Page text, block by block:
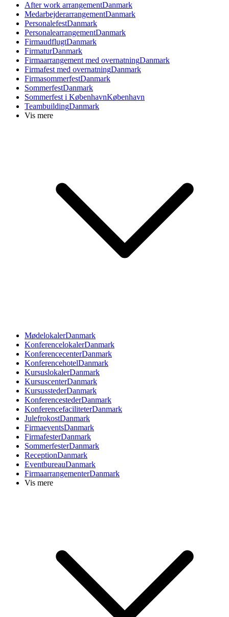
After work arrangementDanmark
MedarbejderarrangementDanmark
PersonalefestDanmark
PersonalearrangementDanmark
FirmaudflugtDanmark
FirmaturDanmark
Firmaarrangement med overnatningDanmark
Firmafest med overnatningDanmark
FirmasommerfestDanmark
SommerfestDanmark
Sommerfest i KøbenhavnKøbenhavn
TeambuildingDanmark
Vis mere
MødelokalerDanmark
KonferencelokalerDanmark
KonferencecenterDanmark
KonferencehotelDanmark
KursuslokalerDanmark
KursuscenterDanmark
KursusstederDanmark
KonferencestederDanmark
KonferencefaciliteterDanmark
JulefrokostDanmark
FirmaeventsDanmark
FirmafesterDanmark
SommerfesterDanmark
ReceptionDanmark
EventbureauDanmark
FirmaarrangementerDanmark
Vis mere